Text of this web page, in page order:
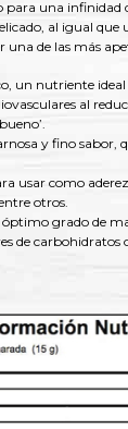
una infinidad
al igual que
una de las más
un nutriente
al
y fino sabor,
usar como
otros.
grado de
de carbohidratos